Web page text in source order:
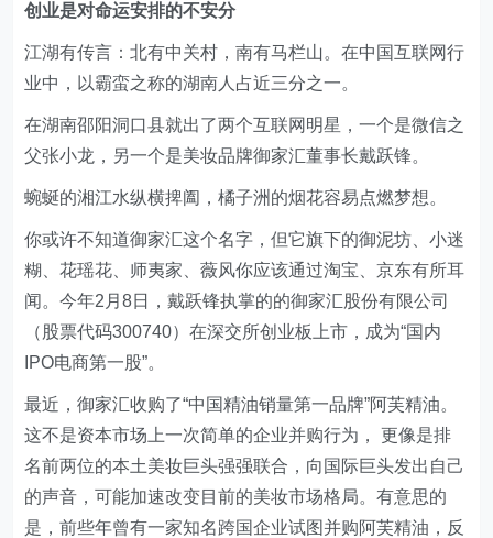
创业是对命运安排的不安分
江湖有传言：北有中关村，南有马栏山。在中国互联网行
业中，以霸蛮之称的湖南人占近三分之一。
在湖南邵阳洞口县就出了两个互联网明星，一个是微信之
父张小龙，另一个是美妆品牌御家汇董事长戴跃锋。
蜿蜒的湘江水纵横捭阖，橘子洲的烟花容易点燃梦想。
你或许不知道御家汇这个名字，但它旗下的御泥坊、小迷
糊、花瑶花、师夷家、薇风你应该通过淘宝、京东有所耳
闻。今年2月8日，戴跃锋执掌的的御家汇股份有限公司
（股票代码300740）在深交所创业板上市，成为“国内
IPO电商第一股”。
最近，御家汇收购了“中国精油销量第一品牌”阿芙精油。
这不是资本市场上一次简单的企业并购行为， 更像是排
名前两位的本土美妆巨头强强联合，向国际巨头发出自己
的声音，可能加速改变目前的美妆市场格局。有意思的
是，前些年曾有一家知名跨国企业试图并购阿芙精油，反